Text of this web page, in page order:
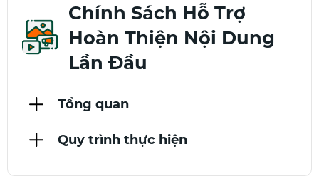
Chính Sách Hỗ Trợ
Hoàn Thiện Nội Dung
Lần Đầu
Tổng quan
Quy trình thực hiện